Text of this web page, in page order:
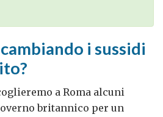
i sussidi
a Roma alcuni
britannico per un